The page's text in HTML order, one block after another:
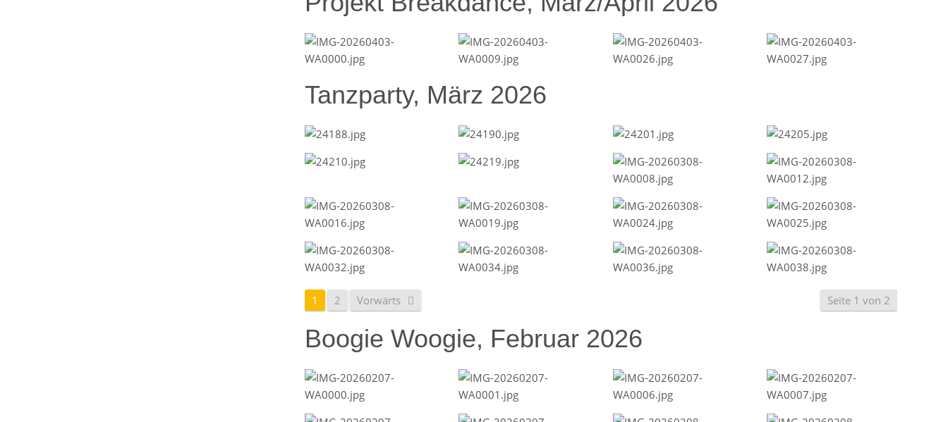
Tanzparty, März 2026
Seite 1 von 2
1 2 Vorwärts
Boogie Woogie, Februar 2026